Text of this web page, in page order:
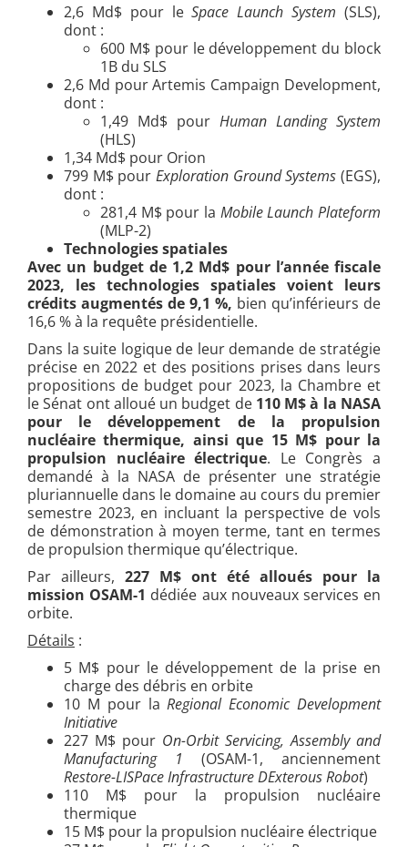
2,6 Md$ pour leSpace Launch System (SLS),
dont :
600 M$ pour le développement du block
1B du SLS
2,6 Md pour Artemis Campaign Development,
dont :
1,49 Md$ pour Human Landing System
(HLS)
1,34 Md$ pour Orion
799 M$ pour Exploration Ground Systems (EGS),
dont :
281,4 M$ pour la Mobile Launch Plateform
(MLP-2)
Technologies spatiales
Avec un budget de 1,2 Md$ pour l’année fiscale
2023, les technologies spatiales voient leurs
crédits augmentés de 9,1 %, bien qu’inférieurs de
16,6 % à la requête présidentielle.
Dans la suite logique de leur demande de stratégie
précise en 2022 et des positions prises dans leurs
propositions de budget pour 2023, la Chambre et
le Sénat ont alloué un budget de 110 M$ à la NASA
pour le développement de la propulsion
nucléaire thermique, ainsi que 15 M$ pour la
propulsion nucléaire électrique. Le Congrès a
demandé à la NASA de présenter une stratégie
pluriannuelle dans le domaine au cours du premier
semestre 2023, en incluant la perspective de vols
de démonstration à moyen terme, tant en termes
de propulsion thermique qu’électrique.
Par ailleurs, 227 M$ ont été alloués pour la
mission OSAM-1 dédiée aux nouveaux services en
orbite.
Détails :
5 M$ pour le développement de la prise en
charge des débris en orbite
10 M pour laRegional Economic Development
Initiative
227 M$ pour On-Orbit Servicing, Assembly and
Manufacturing 1 (OSAM-1, anciennement
Restore-LISPace Infrastructure DExterous Robot)
110 M$ pour la propulsion nucléaire
thermique
15 M$ pour la propulsion nucléaire électrique